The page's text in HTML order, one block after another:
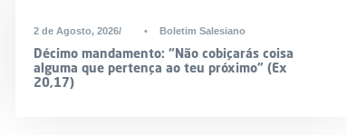
2 de Agosto, 2026 • Boletim Salesiano
Décimo mandamento: “Não cobiçarás coisa
alguma que pertença ao teu próximo” (Ex
20,17)